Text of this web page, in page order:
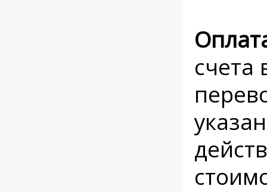
счета